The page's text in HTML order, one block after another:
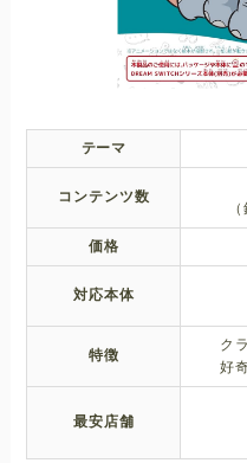
テーマ
コンテンツ数
価格
対応本体
特徴
ク
好
最安店舗